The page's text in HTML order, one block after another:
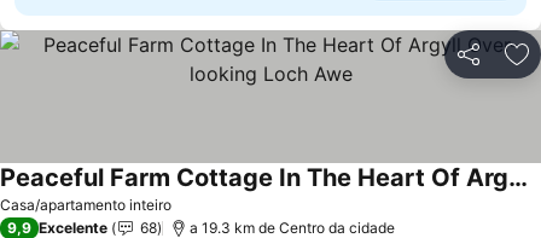
Partilhar
Casa/apartamento inteiro
Peaceful Farm Cottage In The Heart Of Argyll Over-looking Loch Awe
Ver preços
9,9 Excelente 68 a 19.3 km de Centro da cidade